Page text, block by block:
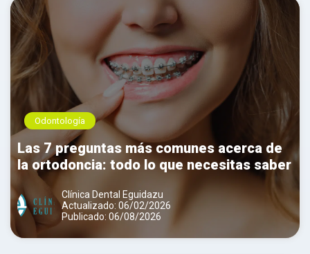
Odontología
Las 7 preguntas más comunes acerca de
la ortodoncia: todo lo que necesitas saber
Clínica Dental Eguidazu
Actualizado: 06/02/2026
Publicado: 06/08/2026